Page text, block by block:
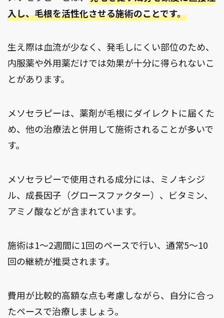
入し、毛根を活性化させる施術のことです。
生え際は血流が少なく、発毛しにくい部位のため、
内服薬や外用薬だけでは効果が十分に得られないこ
とがあります。
メソセラピーは、薬剤が毛根にダイレクトに届くた
め、他の治療法と併用して施術されることが多いで
す。
メソセラピーで使用される成分には、ミノキシジ
ル、成長因子（グロースファクター）、ビタミン、
アミノ酸などが含まれています。
施術は1～2週間に1回のペースで行い、通常5～10
回の継続が推奨されます。
費用が比較的高額な点も考慮しながら、自分に合っ
たペースで治療しましょう。